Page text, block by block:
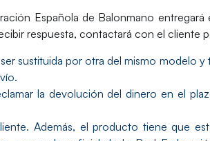
Española de Balonmano
respuesta, contactará con el cliente
sustituida por otra del mismo modelo y
la devolución del dinero en el
Además, el producto tiene que